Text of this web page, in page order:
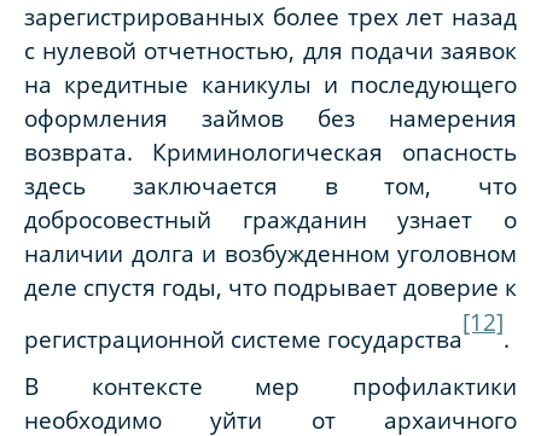
зарегистрированных более трех лет назад
с нулевой отчетностью, для подачи заявок
на кредитные каникулы и последующего
оформления займов без намерения
возврата. Криминологическая опасность
здесь заключается в том, что
добросовестный гражданин узнает о
наличии долга и возбужденном уголовном
деле спустя годы, что подрывает доверие к
регистрационной системе государства
[12]
.
В контексте мер профилактики
необходимо уйти от архаичного